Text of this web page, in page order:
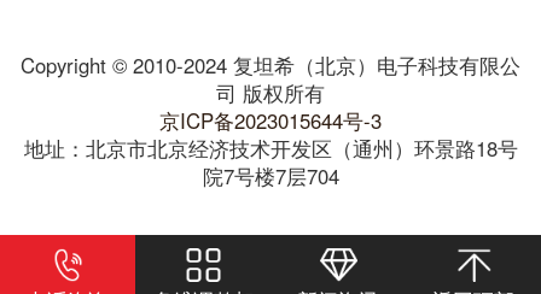
Copyright © 2010-2024 复坦希（北京）电子科技有限公
司 版权所有
京ICP备2023015644号-3
地址：北京市北京经济技术开发区（通州）环景路18号
院7号楼7层704